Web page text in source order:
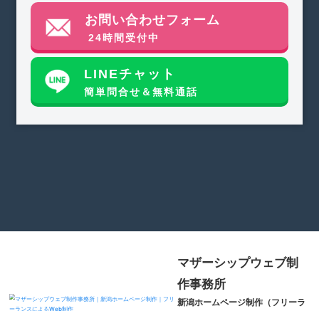
お問い合わせフォーム
24時間受付中
LINEチャット
簡単問合せ＆無料通話
マザーシップウェブ制
作事務所
新潟ホームページ制作（フリーラ